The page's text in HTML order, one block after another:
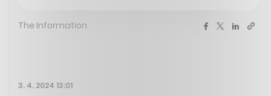
The Information
3. 4. 2024 13:01